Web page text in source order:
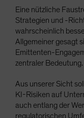
Eine nützliche
Strategien und -
wahrscheinlich
Allgemeiner gesagt
Emittenten-
zentraler Bedeutung.
Aus unserer Sicht
KI-Risiken auf
auch entlang der
regulatorischen